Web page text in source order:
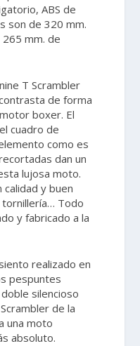
ABS de
son de 320 mm.
mm. de
T Scrambler
de forma
boxer. El
cuadro de
como es
dan un
lujosa moto.
y buen
Todo
y fabricado a la
realizado en
pespuntes
silencioso
de la
una moto
absoluto.